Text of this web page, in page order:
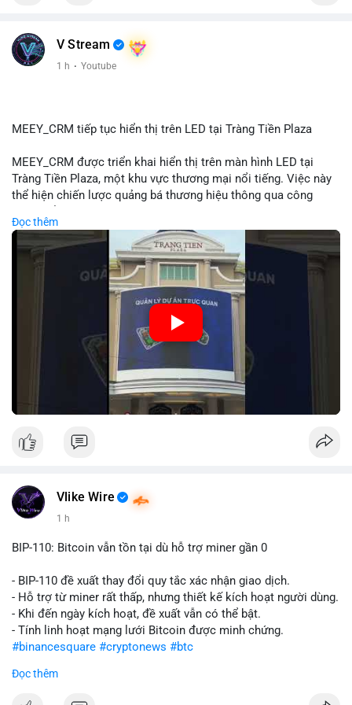
V Stream
1 h · Youtube
MEEY_CRM tiếp tục hiển thị trên LED tại Tràng Tiền Plaza
MEEY_CRM được triển khai hiển thị trên màn hình LED tại
Tràng Tiền Plaza, một khu vực thương mại nổi tiếng. Việc này
thể hiện chiến lược quảng bá thương hiệu thông qua công
lớn hàng ngày, giúp tăng cường nhận diện thương hiệu
MEEY_CRM. Mô hình này kết hợp công nghệ LED với việc đặt
sản tại điểm giao thông quan trọng.
🎥 Xem video trực tiếp tại:
Đọc thêm
Vlike Wire
1 h
BIP-110: Bitcoin vẫn tồn tại dù hỗ trợ miner gần 0
- BIP-110 đề xuất thay đổi quy tắc xác nhận giao dịch.
- Hỗ trợ từ miner rất thấp, nhưng thiết kế kích hoạt người dùng.
- Khi đến ngày kích hoạt, đề xuất vẫn có thể bật.
- Tính linh hoạt mạng lưới Bitcoin được minh chứng.
#binancesquare #cryptonews #btc
$btc
Đọc thêm